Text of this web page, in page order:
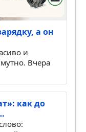
а он
и
Вчера